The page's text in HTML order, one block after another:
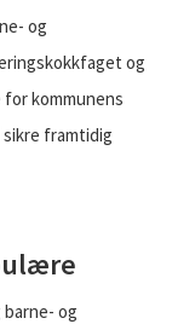
og
og
kommunens
framtidig
og